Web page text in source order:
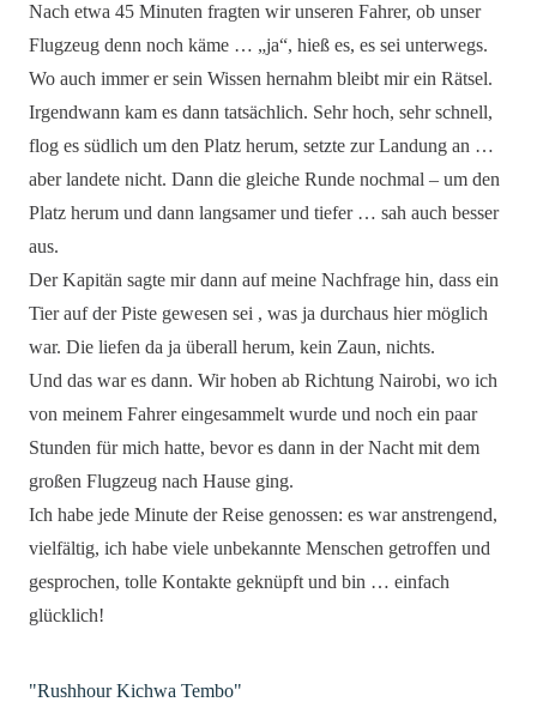
Nach etwa 45 Minuten fragten wir unseren Fahrer, ob unser
Flugzeug denn noch käme … „ja“, hieß es, es sei unterwegs.
Wo auch immer er sein Wissen hernahm bleibt mir ein Rätsel.
Irgendwann kam es dann tatsächlich. Sehr hoch, sehr schnell,
flog es südlich um den Platz herum, setzte zur Landung an …
aber landete nicht. Dann die gleiche Runde nochmal – um den
Platz herum und dann langsamer und tiefer … sah auch besser
aus.
Der Kapitän sagte mir dann auf meine Nachfrage hin, dass ein
Tier auf der Piste gewesen sei , was ja durchaus hier möglich
war. Die liefen da ja überall herum, kein Zaun, nichts.
Und das war es dann. Wir hoben ab Richtung Nairobi, wo ich
von meinem Fahrer eingesammelt wurde und noch ein paar
Stunden für mich hatte, bevor es dann in der Nacht mit dem
großen Flugzeug nach Hause ging.
Ich habe jede Minute der Reise genossen: es war anstrengend,
vielfältig, ich habe viele unbekannte Menschen getroffen und
gesprochen, tolle Kontakte geknüpft und bin … einfach
glücklich!
"Rushhour Kichwa Tembo"